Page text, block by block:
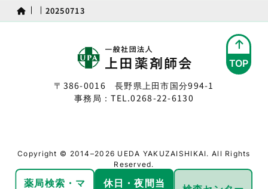
20250713
薬局検索・ マ 休日・夜間当
TOP
〒386-0016 長野県上田市国分994-1
事務局：TEL.0268-22-6130
Copyright © 2014–2026 UEDA YAKUZAISHIKAI. All Rights
Reserved.